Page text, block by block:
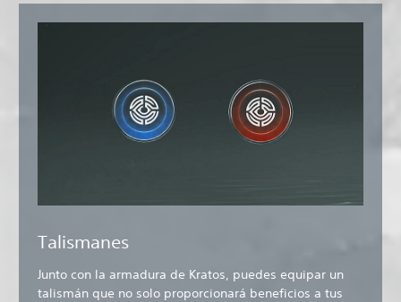
Talismanes
Junto con la armadura de Kratos, puedes equipar un
talismán que no solo proporcionará beneficios a tus